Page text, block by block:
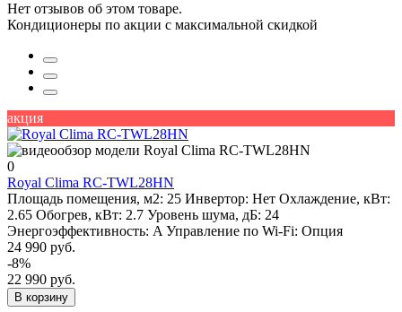
Нет отзывов об этом товаре.
Кондиционеры по акции с максимальной скидкой
акция
0
Royal Clima RC-TWL28HN
Площадь помещения, м2: 25 Инвертор: Нет Охлаждение, кВт:
2.65 Обогрев, кВт: 2.7 Уровень шума, дБ: 24
Энергоэффективность: A Управление по Wi-Fi: Опция
24 990 руб.
-8%
22 990 руб.
В корзину